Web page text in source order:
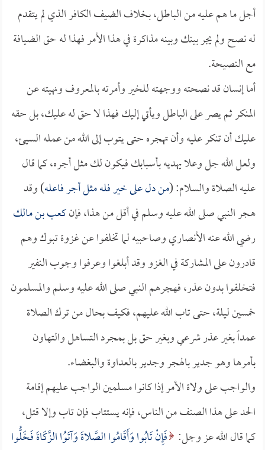
أجل ما هم عليه من الباطل، بخلاف الضيف الكافر الذي لم يتقدم
له نصح ولم يجر بينك وبينه مذاكرة في هذا الأمر فهذا له حق الضيافة
مع النصيحة.
أما إنسان قد نصحته ووجهته للخير وأمرته بالمعروف ونهيته عن
المنكر ثم يصر على الباطل ويأتي إليك فهذا لا حق له عليك، بل حقه
عليك أن تنكر عليه وأن تهجره حتى يتوب إلى الله من عمله السيئ،
ولعل الله جل وعلا يهديه بأسبابك فيكون لك مثل أجره، كما قال
عليه الصلاة والسلام: (من دل على خير فله مثل أجر فاعله) وقد
هجر النبي صلى الله عليه وسلم في أقل من هذا، فإنكعب بن مالك
رضي الله عنه الأنصاري وصاحبيه لما تخلفوا عن غزوة تبوك وهم
قادرون على المشاركة في الغزو وقد أبلغوا وعرفوا وجوب النفير
فتخلفوا بدون عذر، فهجرهم النبي صلى الله عليه وسلم والمسلمون
خمسين ليلة، حتى تاب الله عليهم، فكيف بحال من ترك الصلاة
عمداً بغير عذر شرعي وبغير حق بل بمجرد التساهل والتهاون
بأمرها وهو جدير بالهجر وجدير بالعداوة والبغضاء.
والواجب على ولاة الأمر إذا كانوا مسلمين الواجب عليهم إقامة
الحد على هذا الصنف من الناس، فإنه يستتاب فإن تاب وإلا قتل،
كما قال الله عز وجل: فَإِنْ تَابُوا وَأَقَامُوا الصَّلاةَ وَآتَوُا الزَّكَاةَ فَخَلُّوا